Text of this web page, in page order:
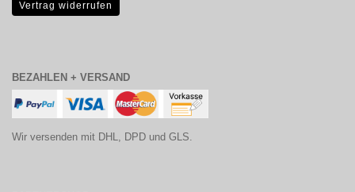
Vertrag widerrufen
BEZAHLEN + VERSAND
Wir versenden mit DHL, DPD und GLS.